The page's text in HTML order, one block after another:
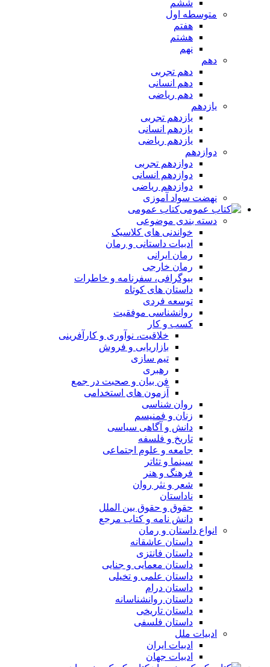
ششم
متوسطه اول
هفتم
هشتم
نهم
دهم
دهم تجربی
دهم انسانی
دهم ریاضی
یازدهم
یازدهم تجربی
یازدهم انسانی
یازدهم ریاضی
دوازدهم
دوازدهم تجربی
دوازدهم انسانی
دوازدهم ریاضی
نهضت سواد آموزی
کتاب عمومی
دسته بندی موضوعی
خواندنی های کلاسیک
ادبیات داستانی و رمان
رمان ایرانی
رمان خارجی
بیوگرافی، سفرنامه و خاطرات
داستان های کوتاه
توسعه فردی
روانشناسی موفقیت
کسب و کار
خلاقیت، نوآوری و کارآفرینی
بازاریابی و فروش
تیم سازی
رهبری
فن بیان و صحبت در جمع
آزمون های استخدامی
روان شناسی
زنان و فمنیسم
دانش و آگاهی سیاسی
تاریخ و فلسفه
جامعه و علوم اجتماعی
سینما و تئاتر
فرهنگ و هنر
شعر و نثر روان
ناداستان
حقوق و حقوق بین الملل
دانش نامه و کتاب مرجع
انواع داستان و رمان
داستان عاشقانه
داستان فانتزی
داستان معمایی و جنایی
داستان علمی و تخیلی
داستان درام
داستان روانشناسانه
داستان تاریخی
داستان فلسفی
ادبیات ملل
ادبیات ایران
ادبیات جهان